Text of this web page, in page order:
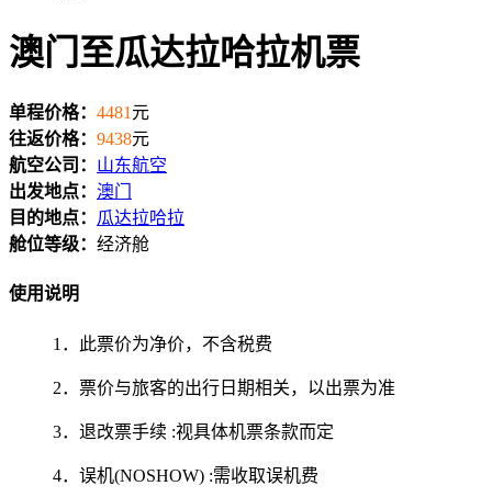
澳门至瓜达拉哈拉机票
单程价格： 4481 元
往返价格： 9438元
航空公司： 山东航空
出发地点： 澳门
目的地点： 瓜达拉哈拉
舱位等级： 经济舱
使用说明
1．此票价为净价，不含税费
2．票价与旅客的出行日期相关，以出票为准
3．退改票手续 :视具体机票条款而定
4．误机(NOSHOW) :需收取误机费